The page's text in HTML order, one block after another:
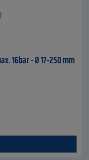
16bar - Ø 17-250 mm